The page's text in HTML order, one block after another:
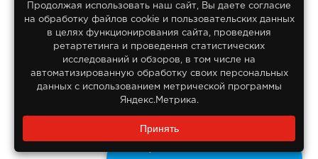
© 2013-2026
Интернет гипермаркет Lifan
Все права защищены
8 800 550-55-14
Бесплатно по России
Продолжая использовать наш сайт, Вы даете согласие
на обработку файлов сооkіе и пользовательских данных
в целях функционирования сайта, проведения
ретартетинга и проведення статистических
исследований и обзоров, в том числе на
автоматизированную обработку своих персональных
данных с использованием метрической программы
Яндекс.Метрика.
Принять